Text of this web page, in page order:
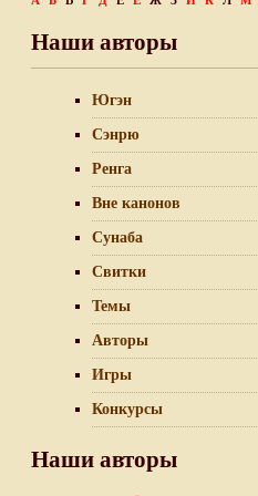
Наши авторы
Югэн
Сэнрю
Ренга
Вне канонов
Сунаба
Свитки
Темы
Авторы
Игры
Конкурсы
Наши авторы